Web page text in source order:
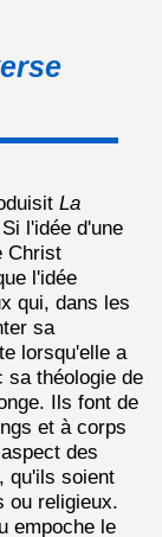
La
l'idée d'une
Christ
l'idée
qui, dans les
sa
lorsqu'elle a
sa théologie de
Ils font de
et à corps
des
qu'ils soient
ou religieux.
empoche le